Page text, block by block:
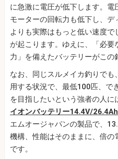
に急激に電圧が低下します。
モーターの回転力も低下し、
よりも実際はもっと低い速度
が起こります。ゆえに、「必
力」を備えたバッテリーがこの
なお、同じスルメイカ釣りで
用する状況で、最低100匹、で
を目指したいという強者の人に
イオンバッテリー14.4V/26.4Ah
エムオージャパンの製品で、
機構、性能はそのままに、倍の
です。